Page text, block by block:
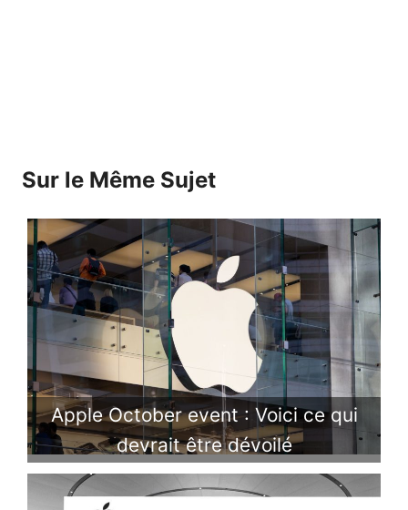
Sur le Même Sujet
Apple October event : Voici ce qui
devrait être dévoilé